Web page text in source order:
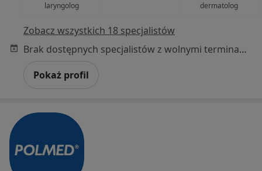
laryngolog
dermatolog
Zobacz wszystkich 18 specjalistów
Brak dostępnych specjalistów z wolnymi terminami w tym centrum medycznym.
Pokaż profil